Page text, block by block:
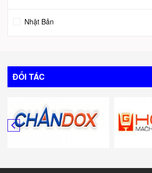
Nhật Bản
Italy
Canada
ĐỐI TÁC